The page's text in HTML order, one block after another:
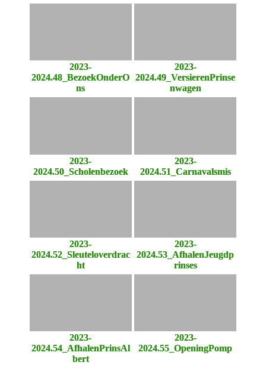
2023-
2024.48_BezoekOnderO
ns
2023-
2024.49_VersierenPrinse
nwagen
2023-
2024.50_Scholenbezoek
2023-
2024.51_Carnavalsmis
2023-
2024.52_Sleuteloverdrac
ht
2023-
2024.53_AfhalenJeugdp
rinses
2023-
2024.54_AfhalenPrinsAl
bert
2023-
2024.55_OpeningPomp